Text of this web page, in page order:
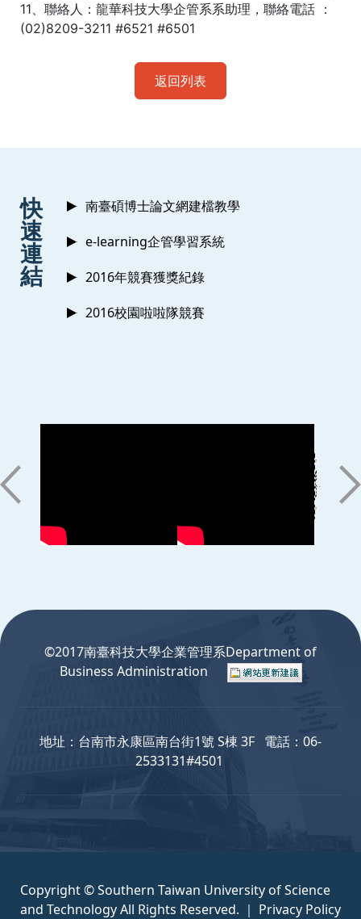
11、聯絡人：龍華科技大學企管系系助理，聯絡電話 ：
(02)8209-3211 #6521 #6501
返回列表
快
速
連
結
南臺碩博士論文網建檔教學
e-learning企管學習系統
2016年競賽獲獎紀錄
2016校園啦啦隊競賽
©2017南臺科技大學企業管理系Department of
Business Administration
地址：台南市永康區南台街1號 S棟 3F 電話：06-
2533131#4501
Copyright © Southern Taiwan University of Science
and Technology All Rights Reserved. ｜ Privacy Policy